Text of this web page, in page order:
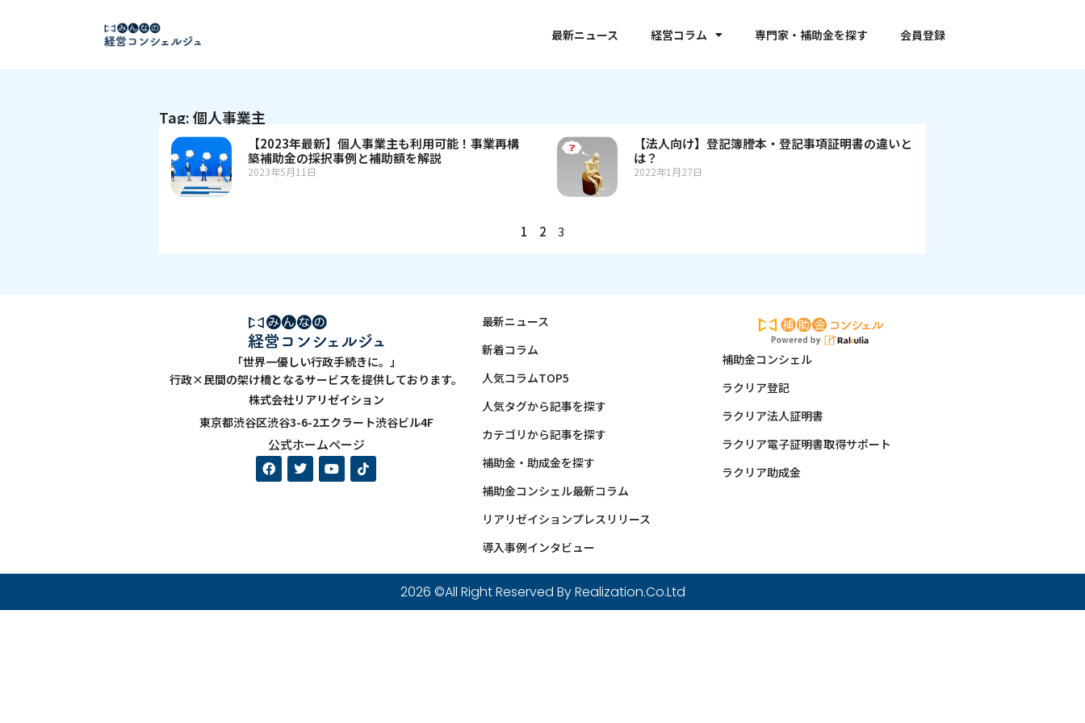
最新ニュース 経営コラム 専門家・補助金を探す 会員登録
Tag: 個人事業主
【2023年最新】個人事業主も利用可能！事業再構
築補助金の採択事例と補助額を解説
2023年5月11日
【法人向け】登記簿謄本・登記事項証明書の違いと
は？
2022年1月27日
1 2 3
「世界一優しい行政手続きに。」
行政×民間の架け橋となるサービスを提供しております。
株式会社リアリゼイション
東京都渋谷区渋谷3-6-2エクラート渋谷ビル4F
公式ホームページ
最新ニュース
新着コラム
人気コラムTOP5
人気タグから記事を探す
カテゴリから記事を探す
補助金・助成金を探す
補助金コンシェル最新コラム
リアリゼイションプレスリリース
導入事例インタビュー
補助金コンシェル
ラクリア登記
ラクリア法人証明書
ラクリア電子証明書取得サポート
ラクリア助成金
2026 ©️All Right Reserved By Realization.Co.Ltd